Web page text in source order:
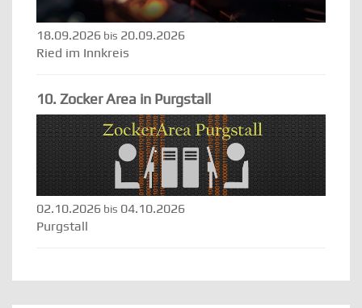
18.09.2026 bis 20.09.2026
Ried im Innkreis
10. Zocker Area in Purgstall
02.10.2026 bis 04.10.2026
Purgstall